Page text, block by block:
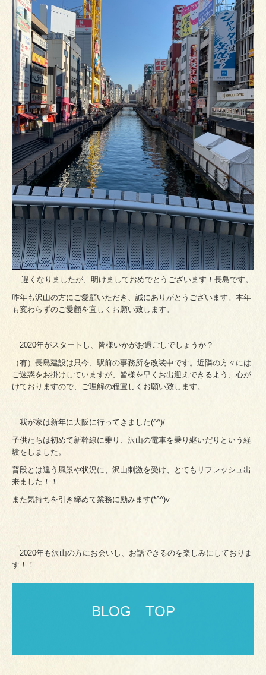
遅くなりましたが、明けましておめでとうございます！長島です。
昨年も沢山の方にご愛顧いただき、誠にありがとうございます。本年
も変わらずのご愛顧を宜しくお願い致します。
2020年がスタートし、皆様いかがお過ごしでしょうか？
（有）長島建設は只今、駅前の事務所を改装中です。近隣の方々には
ご迷惑をお掛けしていますが、皆様を早くお出迎えできるよう、心が
けておりますので、ご理解の程宜しくお願い致します。
我が家は新年に大阪に行ってきました(^^)/
子供たちは初めて新幹線に乗り、沢山の電車を乗り継いだりという経
験をしました。
普段とは違う風景や状況に、沢山刺激を受け、とてもリフレッシュ出
来ました！！
また気持ちを引き締めて業務に励みます(*^^)v
2020年も沢山の方にお会いし、お話できるのを楽しみにしておりま
す！！
BLOG　TOP